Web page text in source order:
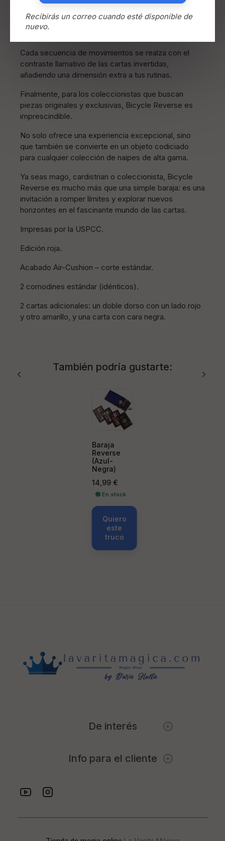
Para los amantes del cardistry, estas cartas son un
lienzo perfecto para crear abanicos, esparcidos,
Cada secuencia de movimientos se realza con el
contraste llamativo de las cartas invertidas,
añadiendo una dimensión extra a tus rutinas.
Finalmente, para los coleccionistas que buscan
piezas originales y exclusivas, Bicycle Reverse es
imprescindible.
No solo ofrece una experiencia excepcional, sino
que también se convierte en un objeto codiciado
para cualquier colección de naipes de alta gama.
Ya seas mago, cardistrian o coleccionista, Bicycle
Reverse es mucho más que una simple baraja: es una
invitación a romper límites y explorar nuevos
horizontes en el fascinante mundo de las cartas.
Impresas por la USPCC.
Edición roja.
Acabado Air-Cushion – corte estándar.
2 comodines estándar (idénticos).
2 cartas adicionales: un doble dorso con un lado rojo
y otro amarillo, y una carta con cara negra.
También podría gustarte:
Baraja
Reverse
(Azul-
Negra)
Precio
14,99 €
🟢 En stock
Quiero
este
truco
De interés
Info para el cliente
Recibirás un correo cuando esté disponible de
nuevo.